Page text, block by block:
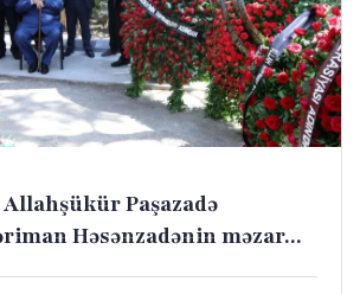
Paşazadə
Həsənzadənin məzar...